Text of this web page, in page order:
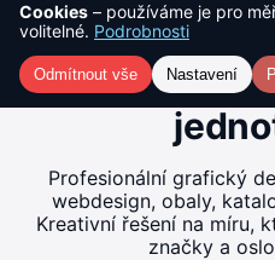
O nás
Služby
Reference
Cookies – používáme je pro
volitelné. Podrobnosti
Odmítnout vše Nastavení
Tvorba
– kreativní
Profesionální grafický
webdesign, obaly,
Kreativní řešení na míru,
značky a